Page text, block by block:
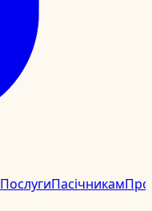
ПослугиПасічникамПро